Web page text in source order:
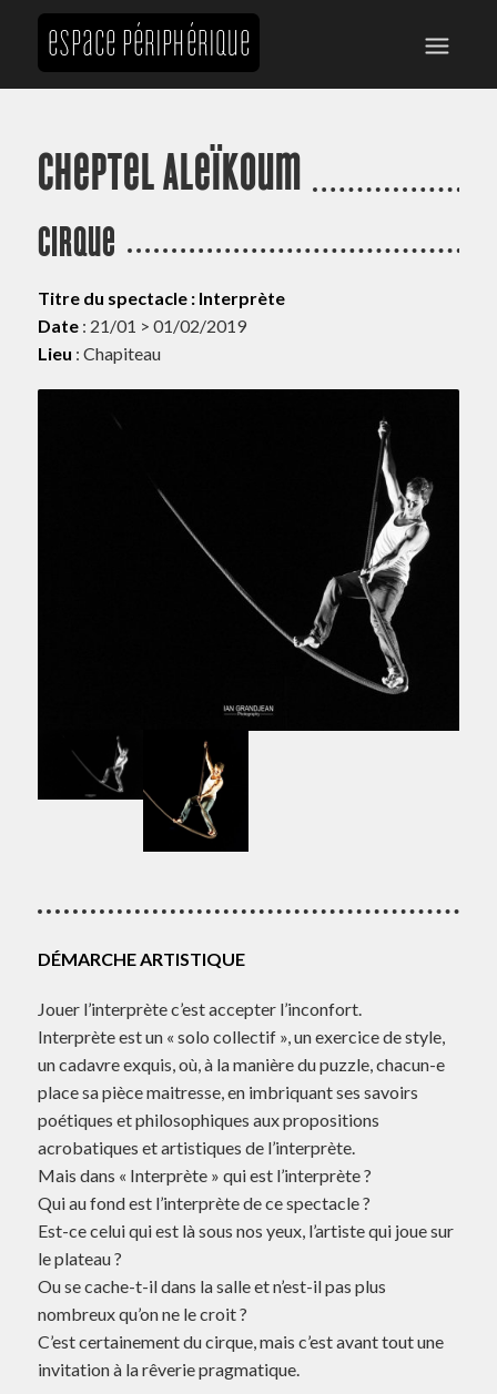
Cheptel Aleïkoum
Cirque
Titre du spectacle : Interprète
Date: 21/01 > 01/02/2019
Lieu : Chapiteau
DÉMARCHE ARTISTIQUE
Jouer l’interprète c’est accepter l’inconfort.
Interprète est un « solo collectif », un exercice de style,
un cadavre exquis, où, à la manière du puzzle, chacun-e
place sa pièce maitresse, en imbriquant ses savoirs
poétiques et philosophiques aux propositions
acrobatiques et artistiques de l’interprète.
Mais dans « Interprète » qui est l’interprète ?
Qui au fond est l’interprète de ce spectacle ?
Est-ce celui qui est là sous nos yeux, l’artiste qui joue sur
le plateau ?
Ou se cache-t-il dans la salle et n’est-il pas plus
nombreux qu’on ne le croit ?
C’est certainement du cirque, mais c’est avant tout une
invitation à la rêverie pragmatique.